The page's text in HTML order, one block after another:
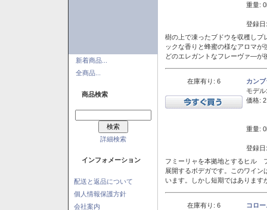
新着商品...
全商品...
商品検索
詳細検索
インフォメーション
配送と返品について
個人情報保護方針
会社案内
重量:
登録
樹の上で凍ったブドウを収穫しプ
ックな香りと蜂蜜の様なアロマ
どのエレガントなフレーヴァ―が
在庫有り: 6
カン
モデル:
価格:
重量:
登録
フミーリャを本拠地とするヒル
展開するボデガです。このワイ
います。しかし短期ではありま
在庫有り: 6
コロ